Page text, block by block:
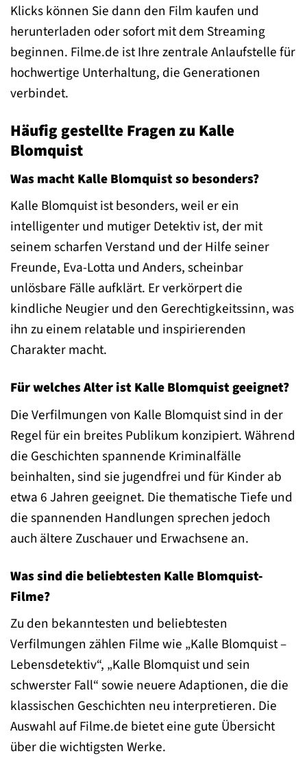
Klicks können Sie dann den Film kaufen und
herunterladen oder sofort mit dem Streaming
beginnen. Filme.de ist Ihre zentrale Anlaufstelle für
hochwertige Unterhaltung, die Generationen
verbindet.
Häufig gestellte Fragen zu Kalle
Blomquist
Was macht Kalle Blomquist so besonders?
Kalle Blomquist ist besonders, weil er ein
intelligenter und mutiger Detektiv ist, der mit
seinem scharfen Verstand und der Hilfe seiner
Freunde, Eva-Lotta und Anders, scheinbar
unlösbare Fälle aufklärt. Er verkörpert die
kindliche Neugier und den Gerechtigkeitssinn, was
ihn zu einem relatable und inspirierenden
Charakter macht.
Für welches Alter ist Kalle Blomquist geeignet?
Die Verfilmungen von Kalle Blomquist sind in der
Regel für ein breites Publikum konzipiert. Während
die Geschichten spannende Kriminalfälle
beinhalten, sind sie jugendfrei und für Kinder ab
etwa 6 Jahren geeignet. Die thematische Tiefe und
die spannenden Handlungen sprechen jedoch
auch ältere Zuschauer und Erwachsene an.
Was sind die beliebtesten Kalle Blomquist-
Filme?
Zu den bekanntesten und beliebtesten
Verfilmungen zählen Filme wie „Kalle Blomquist –
Lebensdetektiv“, „Kalle Blomquist und sein
schwerster Fall“ sowie neuere Adaptionen, die die
klassischen Geschichten neu interpretieren. Die
Auswahl auf Filme.de bietet eine gute Übersicht
über die wichtigsten Werke.